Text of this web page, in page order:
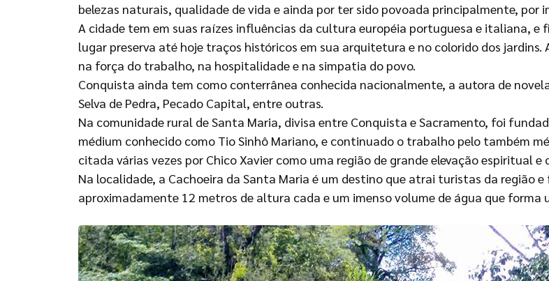
belezas naturais, qualidade de vida e ainda por ter sido povoada principalmente,
A cidade tem em suas raízes influências da cultura européia portuguesa e italiana, e
lugar preserva até hoje traços históricos em sua arquitetura e no colorido dos
na força do trabalho, na hospitalidade e na simpatia do povo.
Conquista ainda tem como conterrânea conhecida nacionalmente, a autora de
Selva de Pedra, Pecado Capital, entre outras.
Na comunidade rural de Santa Maria, divisa entre Conquista e Sacramento, foi
médium conhecido como Tio Sinhô Mariano, e continuado o trabalho pelo também
citada várias vezes por Chico Xavier como uma região de grande elevação espiritual e
Na localidade, a Cachoeira da Santa Maria é um destino que atrai turistas da região
aproximadamente 12 metros de altura cada e um imenso volume de água que forma